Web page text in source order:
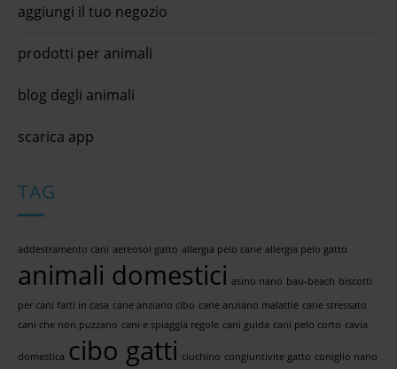
aggiungi il tuo negozio
prodotti per animali
blog degli animali
scarica app
TAG
addestramento cani aereosol gatto allergia pelo cane allergia pelo gatto
animali domestici asino nano bau-beach biscotti
per cani fatti in casa cane anziano cibo cane anziano malattie cane stressato
cani che non puzzano cani e spiaggia regole cani guida cani pelo corto cavia
domestica cibo gatti ciuchino congiuntivite gatto coniglio nano